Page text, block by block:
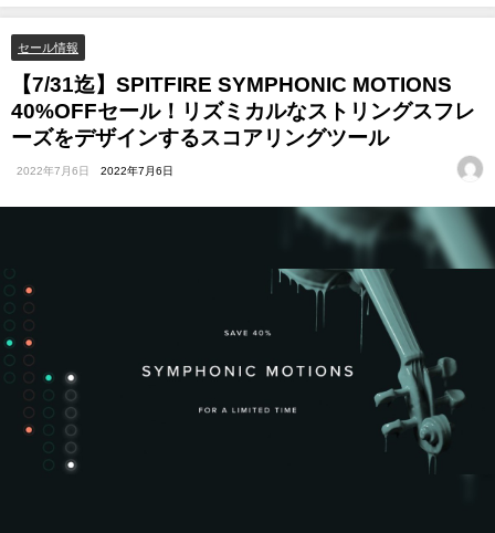
ール！リズミカルなストリングスフレーズをデザインするスコアリングツール
セール情報
【7/31迄】SPITFIRE SYMPHONIC MOTIONS
40%OFFセール！リズミカルなストリングスフレ
ーズをデザインするスコアリングツール
2022年7月6日 2022年7月6日